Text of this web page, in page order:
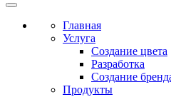
Главная
Услуга
Создание цвета
Разработка
Создание
Продукты